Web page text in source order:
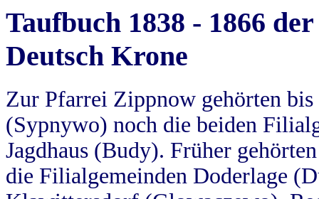
Taufbuch 1838 - 1866
Deutsch Krone
Zur Pfarrei Zippnow gehörten
(Sypnywo) noch die beiden
Jagdhaus (Budy). Früher
die Filialgemeinden Doderlage